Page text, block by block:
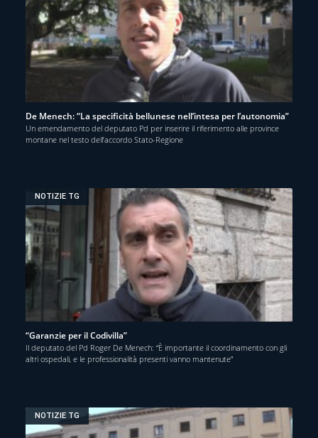
De Menech: “La specificità bellunese nell’intesa per l’autonomia”
Un emendamento del deputato Pd per inserire il riferimento alle province
montane nel testo dell’accordo Stato-Regione
NOTIZIE TG
“Garanzie per il Codivilla”
Il deputato del Pd Roger De Menech: “È importante il coordinamento con gli
altri ospedali, e le professionalità presenti vanno mantenute”
NOTIZIE TG